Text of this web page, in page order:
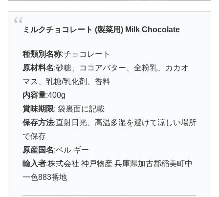
ミルクチョコレート (製菜用) Milk Chocolate
種類別名称:チョコレート
原材料名:砂糖、ココアバター、全粉乳、カカオ
マス、乳糖/乳化剤、香料
内容量:400g
賞味期限: 袋裏面に記載
保存方法:直射日光、高温多湿を避けて涼しい場所
で保存
原産国名:ベル ギー
輸入者:株式会社 神戸物産 兵庫県加古郡稲美町中
一色883番地